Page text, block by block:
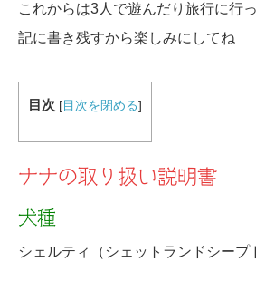
これからは3人で遊んだり旅行に行
記に書き残すから楽しみにしてね
目次 [ 目次を閉める]
ナナの取り扱い説明書
犬種
シェルティ（シェットランドシープ